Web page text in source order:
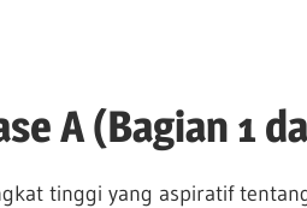
A (Bagian 1
tinggi yang aspiratif